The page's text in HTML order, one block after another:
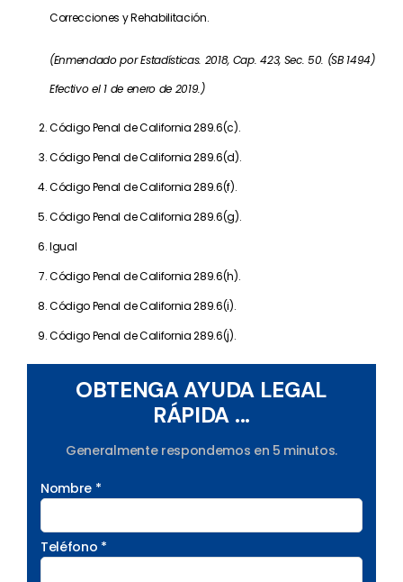
Correcciones y Rehabilitación.
(Enmendado por Estadísticas. 2018, Cap. 423, Sec. 50. (SB 1494)
Efectivo el 1 de enero de 2019.)
Código Penal de California 289.6(c).
Código Penal de California 289.6(d).
Código Penal de California 289.6(f).
Código Penal de California 289.6(g).
Igual
Código Penal de California 289.6(h).
Código Penal de California 289.6(i).
Código Penal de California 289.6(j).
OBTENGA AYUDA LEGAL
RÁPIDA ...
Generalmente respondemos en 5 minutos.
Nombre *
Teléfono *